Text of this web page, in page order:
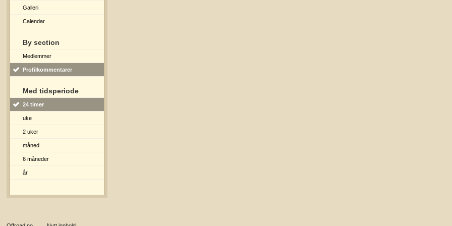
Galleri
Calendar
By section
Medlemmer
Profilkommentarer
Med tidsperiode
24 timer
uke
2 uker
måned
6 måneder
år